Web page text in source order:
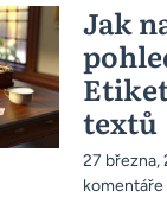
Jak
textů
27 března,
komentáře